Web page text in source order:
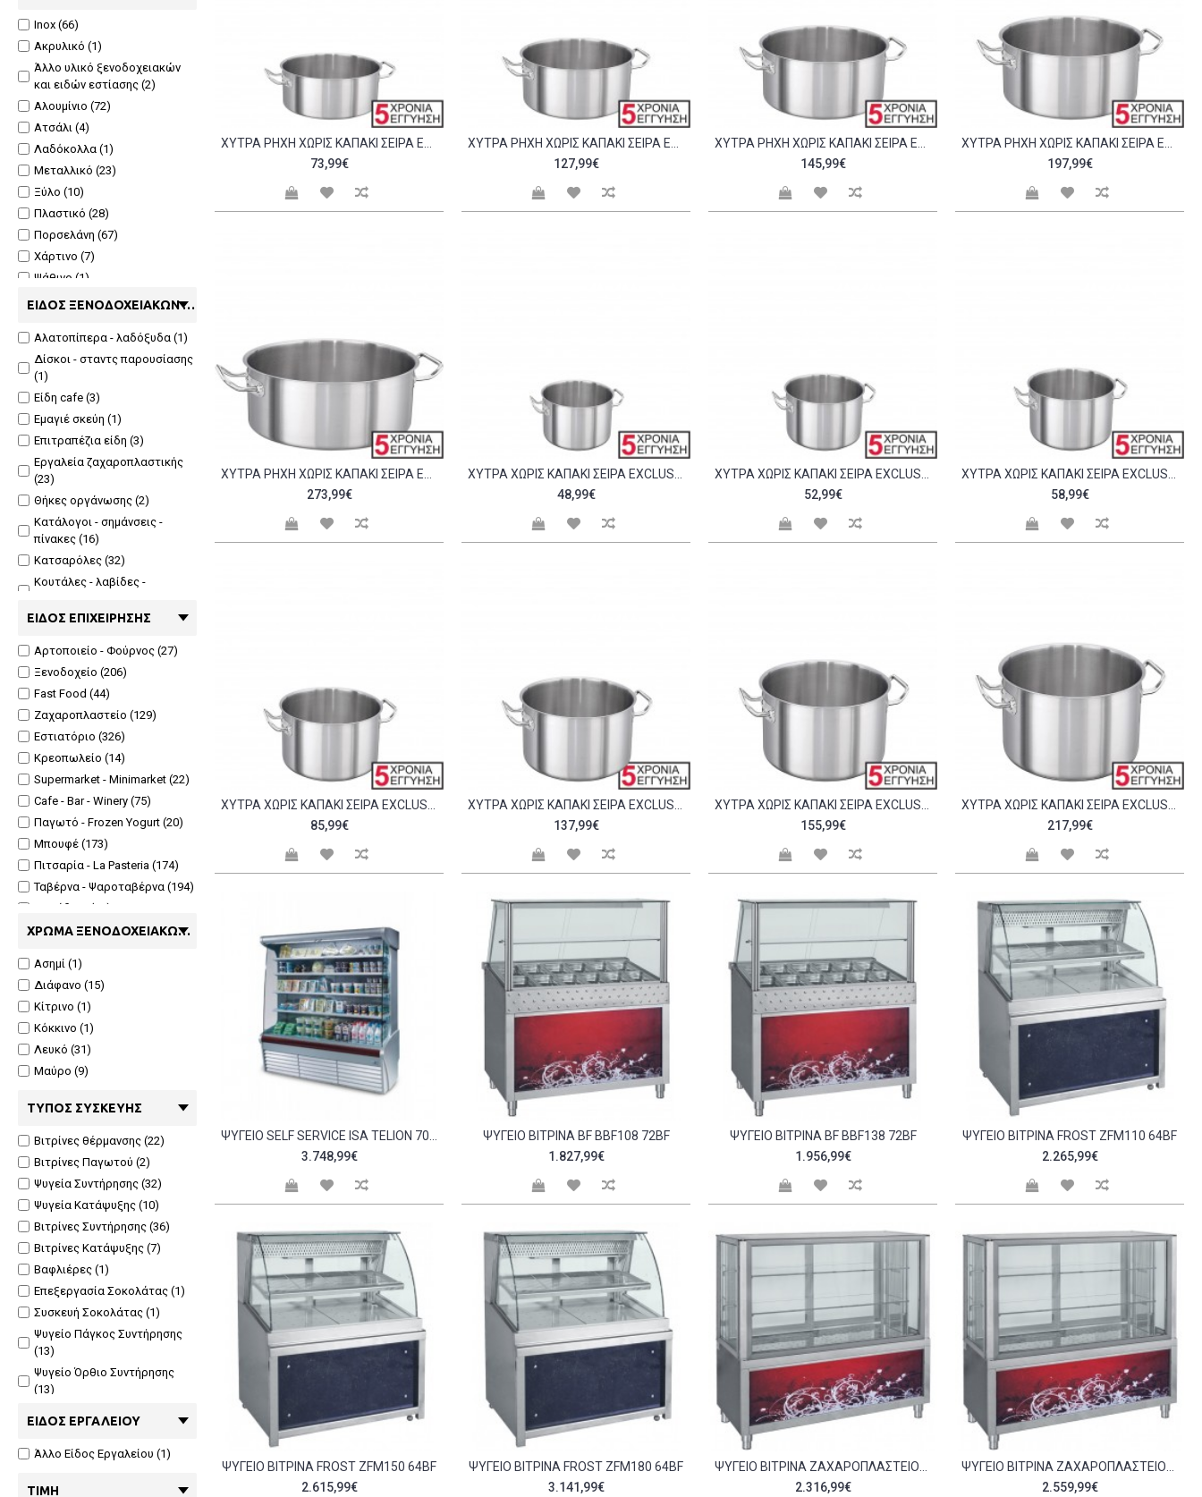
Inox (66)
Ακρυλικό (1)
Άλλο υλικό ξενοδοχειακών
και ειδών εστίασης (2)
Αλουμίνιο (72)
Ατσάλι (4)
Λαδόκολλα (1)
Μεταλλικό (23)
Ξύλο (10)
Πλαστικό (28)
Πορσελάνη (67)
Χάρτινο (7)
Ψάθινο (1)
ΕΊΔΟΣ ΞΕΝΟΔΟΧΕΙΑΚΏΝ ΚΑΙ ΕΙΔΏΝ ΕΣΤΊΑΣΗΣ
Αλατοπίπερα - λαδόξυδα (1)
Δίσκοι - σταντς παρουσίασης
(1)
Είδη cafe (3)
Εμαγιέ σκεύη (1)
Επιτραπέζια είδη (3)
Εργαλεία ζαχαροπλαστικής
(23)
Θήκες οργάνωσης (2)
Κατάλογοι - σημάνσεις -
πίνακες (16)
Κατσαρόλες (32)
Κουτάλες - λαβίδες -
Κουτάλες - πιρούνες (1)
Μαχαιροπήρουνα (1)
Πιατέλες (3)
Ποτήρια αναψυκτικών -
σωλήνες (1)
Ποτήρια νερού (1)
Σκεύη ζαχαροπλαστικής (2)
Σκεύη σερβιρίσματος (3)
Συσκευασίες μιας χρήσης
ζαχαροπλαστικής - γλυκού -
παγωτού (3)
Ταψιά (25)
Τηγάνια (20)
ΕΊΔΟΣ ΕΠΙΧΕΊΡΗΣΗΣ
Αρτοποιείο - Φούρνος (27)
Ξενοδοχείο (206)
Fast Food (44)
Ζαχαροπλαστείο (129)
Εστιατόριο (326)
Κρεοπωλείο (14)
Supermarket - Minimarket (22)
Cafe - Bar - Winery (75)
Παγωτό - Frozen Yogurt (20)
Μπουφέ (173)
Πιτσαρία - La Pasteria (174)
Ταβέρνα - Ψαροταβέρνα (194)
Ψαράδικο (12)
Ιχθυοκαλλιέργιες (3)
(58)
Σνακ - Κρεπερί - Τοστάδικο
(106)
Πρωινό (61)
ΧΡΏΜΑ ΞΕΝΟΔΟΧΕΙΑΚΏΝ ΚΑΙ ΕΙΔΏΝ ΕΣΤΊΑΣΗΣ
Ασημί (1)
Διάφανο (15)
Κίτρινο (1)
Κόκκινο (1)
Λευκό (31)
Μαύρο (9)
ΤΎΠΟΣ ΣΥΣΚΕΥΉΣ
Βιτρίνες θέρμανσης (22)
Βιτρίνες Παγωτού (2)
Ψυγεία Συντήρησης (32)
Ψυγεία Κατάψυξης (10)
Βιτρίνες Συντήρησης (36)
Βιτρίνες Κατάψυξης (7)
Βαφλιέρες (1)
Επεξεργασία Σοκολάτας (1)
Συσκευή Σοκολάτας (1)
Ψυγείο Πάγκος Συντήρησης
(13)
Ψυγείο Όρθιο Συντήρησης
(13)
Ψυγείο Βιτρίνα Αλλαντικών
Ψυγείο Παγωτού (1)
ΕΊΔΟΣ ΕΡΓΑΛΕΊΟΥ
Άλλο Είδος Εργαλείου (1)
ΤΙΜΉ
73,99€
127,99€
145,99€
197,99€
273,99€
48,99€
52,99€
58,99€
85,99€
137,99€
155,99€
217,99€
3.748,99€
ΨΥΓΕΊΟ ΒΙΤΡΊΝΑ BF BBF108 72BF
1.827,99€
ΨΥΓΕΊΟ ΒΙΤΡΊΝΑ BF BBF138 72BF
1.956,99€
ΨΥΓΕΊΟ ΒΙΤΡΊΝΑ FROST ZFM110 64BF
2.265,99€
ΨΥΓΕΊΟ ΒΙΤΡΊΝΑ FROST ZFM150 64BF
2.615,99€
ΨΥΓΕΊΟ ΒΙΤΡΊΝΑ FROST ZFM180 64BF
3.141,99€
2.316,99€
2.559,99€